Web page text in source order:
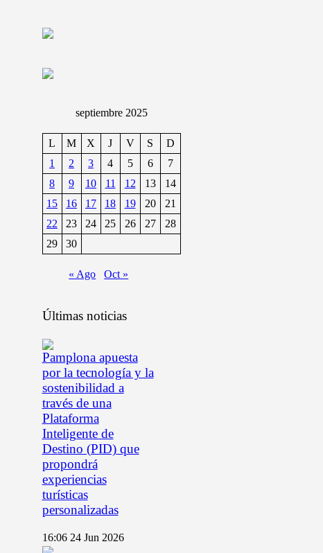
septiembre 2025
L M X J V S
D
1
2 3 4 5 6
7
8
9 10 11 12 13
14
15
16 17 18 19 20
21
22
23 24 25 26 27
28
29
30
« Ago Oct »
Últimas noticias
Pamplona apuesta
por la tecnología y la
sostenibilidad a
través de una
Plataforma
Inteligente de
Destino (PID) que
propondrá
experiencias
turísticas
personalizadas
16:06 24 Jun 2026